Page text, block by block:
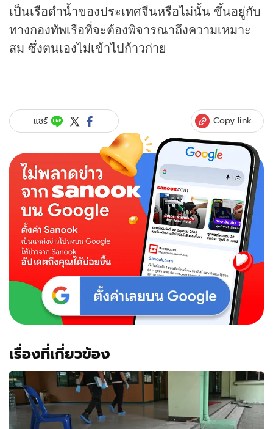
เป็นเรือดำน้ำของประเทศจีนหรือไม่นั้น ขึ้นอยู่กับ
ทางกองทัพเรือที่จะต้องพิจารณาถึงความเหมาะ
สม ซึ่งตนเองไม่เข้าไปก้าวก่าย
แชร์ Copy link
เรื่องที่เกี่ยวข้อง